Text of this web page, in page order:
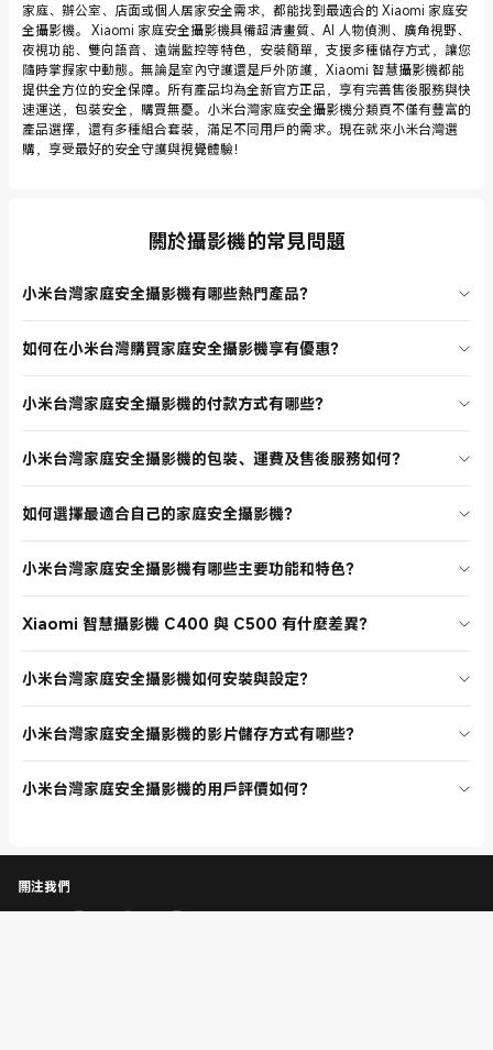
家庭、辦公室、店面或個人居家安全需求，都能找到最適合的 Xiaomi 家庭安
全攝影機。 Xiaomi 家庭安全攝影機具備超清畫質、AI 人物偵測、廣角視野、
夜視功能、雙向語音、遠端監控等特色，安裝簡單，支援多種儲存方式，讓您
隨時掌握家中動態。無論是室內守護還是戶外防護，Xiaomi 智慧攝影機都能
提供全方位的安全保障。所有產品均為全新官方正品，享有完善售後服務與快
速運送，包裝安全，購買無憂。小米台灣家庭安全攝影機分類頁不僅有豐富的
產品選擇，還有多種組合套裝，滿足不同用戶的需求。現在就來小米台灣選
購，享受最好的安全守護與視覺體驗！
關於攝影機的常見問題
小米台灣家庭安全攝影機有哪些熱門產品？
C400、C500、C701、C100，以及室外攝影機 CW100、BW300
全守護的家庭和個人。
如何在小米台灣購買家庭安全攝影機享有優惠？
價活動。建議您關注小米台灣官網，選擇有折扣標示的產品或組合套
小米台灣家庭安全攝影機的付款方式有哪些？
信用卡、網路銀行、行動支付等。結帳流程簡單，付款安全有保障，讓
小米台灣家庭安全攝影機的包裝、運費及售後服務如何？
快速。運費依訂單金額及活動而定，部分產品享有免運優惠。售後服務
如何選擇最適合自己的家庭安全攝影機？
外則推薦 CW100、BW300 等室外攝影機。可依需求挑選有 AI 偵測、
小米台灣家庭安全攝影機有哪些主要功能和特色？
360° 全景視角、紅外夜視、雙向語音、遠端監控等功能。安裝簡單，支
Xiaomi 智慧攝影機 C400 與 C500 有什麼差異？
援雙攝版，功能更強大，適合需要多角度監控的用戶。兩者皆有 AI 偵
小米台灣家庭安全攝影機如何安裝與設定？
指示連接 Wi-Fi，即可開始使用。部分產品支援倒立安裝、牆面安裝，
小米台灣家庭安全攝影機的影片儲存方式有哪些？
路儲存，方便用戶根據需求選擇。影片儲存在私人裝置更安全，避免隱
小米台灣家庭安全攝影機的用戶評價如何？
關注我們